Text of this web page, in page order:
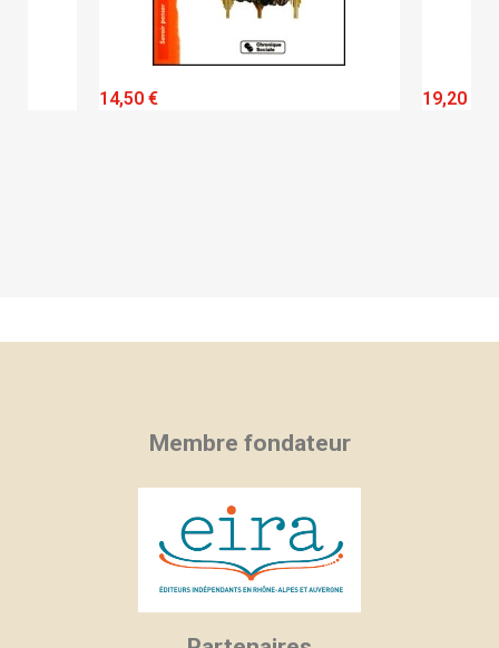
14,50 € 19,20 €
Membre fondateur